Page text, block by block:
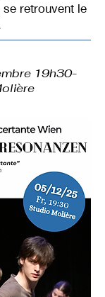
retrouvent le
19h30-